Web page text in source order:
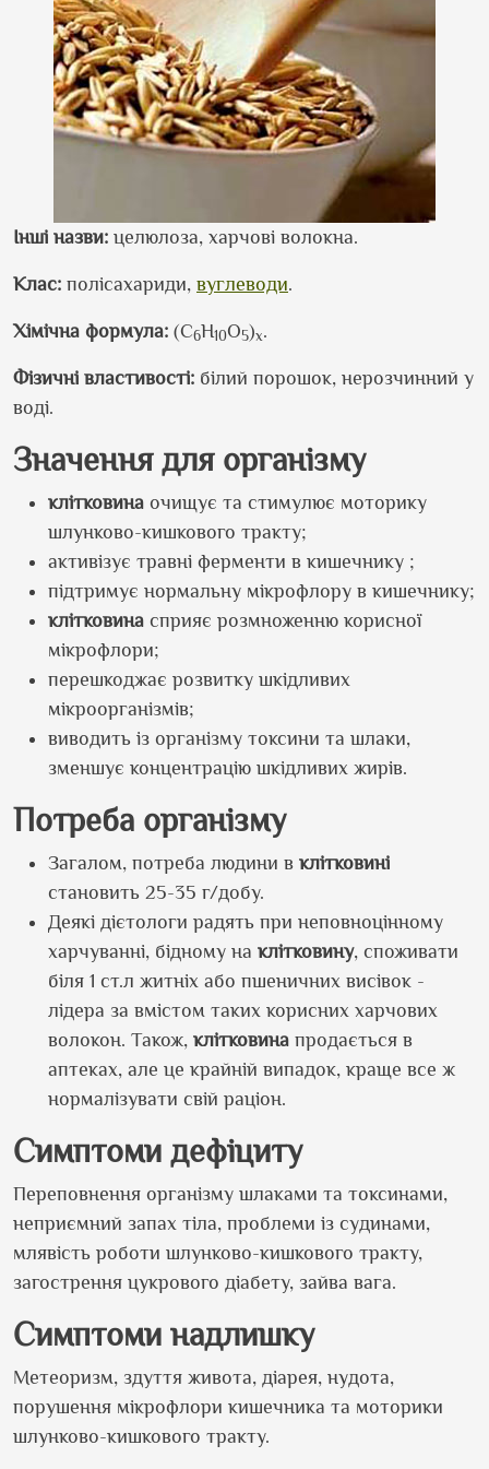
Інші назви: целюлоза, харчові волокна.
Клас: полісахариди, вуглеводи.
Хімічна формула: (C6H10O5)x.
Фізичні властивості: білий порошок, нерозчинний у
воді.
Значення для організму
клітковина очищує та стимулює моторику
шлунково-кишкового тракту;
активізує травні ферменти в кишечнику ;
підтримує нормальну мікрофлору в кишечнику;
клітковина сприяє розмноженню корисної
мікрофлори;
перешкоджає розвитку шкідливих
мікроорганізмів;
виводить із організму токсини та шлаки,
зменшує концентрацію шкідливих жирів.
Потреба організму
Загалом, потреба людини в клітковині
становить 25-35 г/добу.
Деякі дієтологи радять при неповноцінному
харчуванні, бідному на клітковину, споживати
біля 1 ст.л житніх або пшеничних висівок -
лідера за вмістом таких корисних харчових
волокон. Також, клітковина продається в
аптеках, але це крайній випадок, краще все ж
нормалізувати свій раціон.
Симптоми дефіциту
Переповнення організму шлаками та токсинами,
неприємний запах тіла, проблеми із судинами,
млявість роботи шлунково-кишкового тракту,
загострення цукрового діабету, зайва вага.
Симптоми надлишку
Метеоризм, здуття живота, діарея, нудота,
порушення мікрофлори кишечника та моторики
шлунково-кишкового тракту.